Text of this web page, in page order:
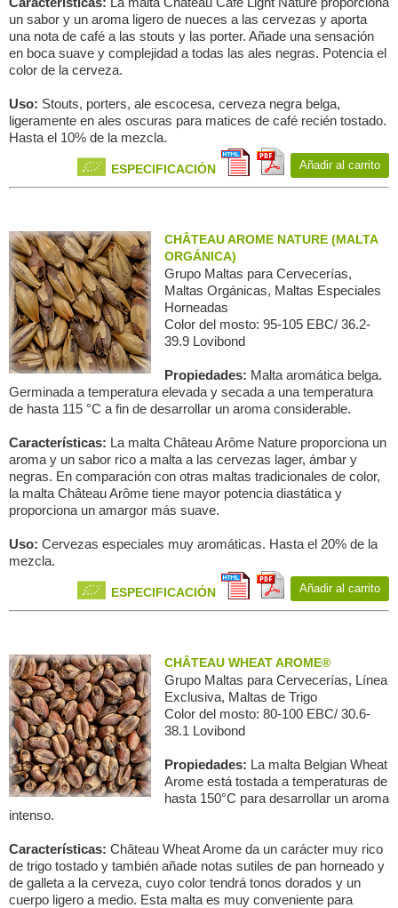
un sabor y un aroma ligero de nueces a las cervezas y aporta
una nota de café a las stouts y las porter. Añade una sensación
en boca suave y complejidad a todas las ales negras. Potencia el
color de la cerveza.
Uso: Stouts, porters, ale escocesa, cerveza negra belga,
ligeramente en ales oscuras para matices de café recién tostado.
Hasta el 10% de la mezcla.
ESPECIFICACIÓN Añadir al carrito
CHÂTEAU AROME NATURE (MALTA
ORGÁNICA)
Grupo Maltas para Сervecerías,
Maltas Orgánicas, Maltas Especiales
Horneadas
Color del mosto: 95-105 EBC/ 36.2-
39.9 Lovibond
Propiedades: Malta aromática belga.
Germinada a temperatura elevada y secada a una temperatura
de hasta 115 °C a fin de desarrollar un aroma considerable.
Características: La malta Château Arôme Nature proporciona un
aroma y un sabor rico a malta a las cervezas lager, ámbar y
negras. En comparación con otras maltas tradicionales de color,
la malta Château Arôme tiene mayor potencia diastática y
proporciona un amargor más suave.
Uso: Cervezas especiales muy aromáticas. Hasta el 20% de la
mezcla.
ESPECIFICACIÓN Añadir al carrito
CHÂTEAU WHEAT AROME®
Grupo Maltas para Сervecerías, Línea
Exclusiva, Maltas de Trigo
Color del mosto: 80-100 EBC/ 30.6-
38.1 Lovibond
Propiedades: La malta Belgian Wheat
Arome está tostada a temperaturas de
hasta 150°C para desarrollar un aroma
intenso.
Características: Château Wheat Arome da un carácter muy rico
de trigo tostado y también añade notas sutiles de pan horneado y
de galleta a la cerveza, cuyo color tendrá tonos dorados y un
cuerpo ligero a medio. Esta malta es muy conveniente para